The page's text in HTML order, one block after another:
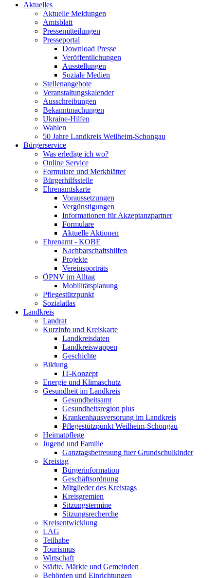
Aktuelles
Aktuelle Meldungen
Amtsblatt
Pressemitteilungen
Presseportal
Download Presse
Veröffentlichungen
Ausstellungen
Soziale Medien
Stellenangebote
Veranstaltungskalender
Ausschreibungen
Bekanntmachungen
Ukraine-Hilfen
Wahlen
50 Jahre Landkreis Weilheim-Schongau
Bürgerservice
Was erledige ich wo?
Online Service
Formulare und Merkblätter
Bürgerhilfsstelle
Ehrenamtskarte
Voraussetzungen
Vergünstigungen
Informationen für Akzeptanzpartner
Formulare
Aktuelle Aktionen
Ehrenamt - KOBE
Nachbarschaftshilfen
Projekte
Vereinsporträts
ÖPNV im Alltag
Mobilitätsplanung
Pflegestützpunkt
Sozialatlas
Landkreis
Landrat
Kurzinfo und Kreiskarte
Landkreisdaten
Landkreiswappen
Geschichte
Bildung
IT-Konzept
Energie und Klimaschutz
Gesundheit im Landkreis
Gesundheitsamt
Gesundheitsregion plus
Krankenhausversorung im Landkreis
Pflegestützpunkt Weilheim-Schongau
Heimatpflege
Jugend und Familie
Ganztagsbetreuung fuer Grundschulkinder
Kreistag
Bürgerinformation
Geschäftsordnung
Mitglieder des Kreistags
Kreisgremien
Sitzungstermine
Sitzungsrecherche
Kreisentwicklung
LAG
Teilhabe
Tourismus
Wirtschaft
Städte, Märkte und Gemeinden
Behörden und Einrichtungen